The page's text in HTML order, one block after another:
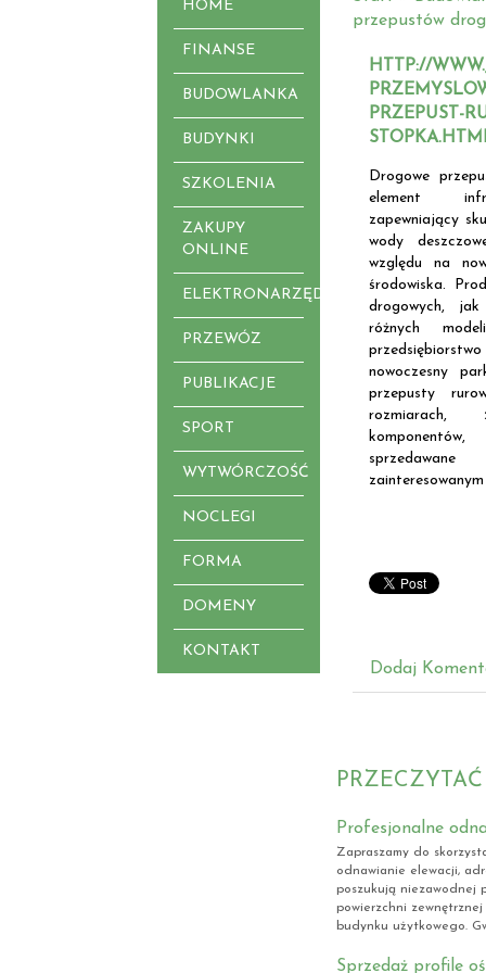
HOME
FINANSE
BUDOWLANKA
BUDYNKI
SZKOLENIA
ZAKUPY
ONLINE
ELEKTRONARZĘDZIA
PRZEWÓZ
PUBLIKACJE
SPORT
WYTWÓRCZOŚĆ
NOCLEGI
FORMA
DOMENY
KONTAKT
przepustów
HTTP://
PRZEPUST-
Drogowe
element
zapewniający
wody
względu na
środowiska.
drogowych,
różnych
nowoczesny
przepusty
rozmiarach,
Dodaj
Profesjonalne
Zapraszamy do
odnawianie elewacji,
poszukują niezawodnej
powierzchni
budynku użytkowego.
Sprzedaż profile